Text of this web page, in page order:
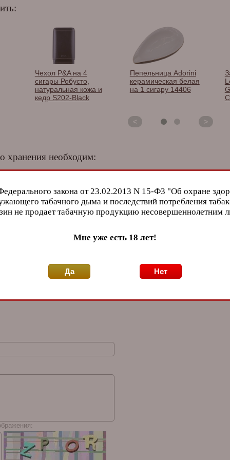
Чехол P&A на 4
сигары Робусто,
натуральная кожа и
кедр S202-Black
Пепельница Adorini
керамическая белая
на 1 сигару 14406
< >
хранения необходим:
60 сигар, Кубинский
Dome Top на 60 сигар,
закона от 23.02.2013 N 15-Ф3 "Об охране
табачного дыма и последствий потребления
не продает табачную продукцию несовершеннолетним
Мне уже есть 18 лет!
Да Нет